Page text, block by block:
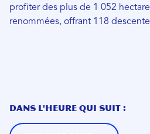
profiter des plus de 1 052
renommées, offrant 118
DANS L'HEURE QUI SUIT :